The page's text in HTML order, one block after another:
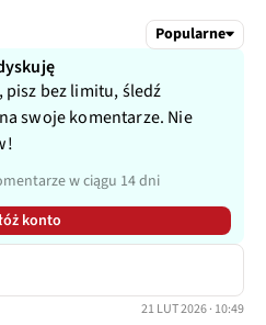
Popularne
pisz bez limitu, śledź
swoje komentarze. Nie
w ciągu 14 dni
konto
21 LUT 2026 · 10:49